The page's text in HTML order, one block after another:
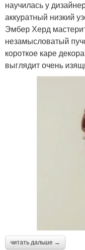
научилась у
аккуратный низкий
Эмбер Херд
незамысловатый
короткое каре
выглядит очень
читать дальше →